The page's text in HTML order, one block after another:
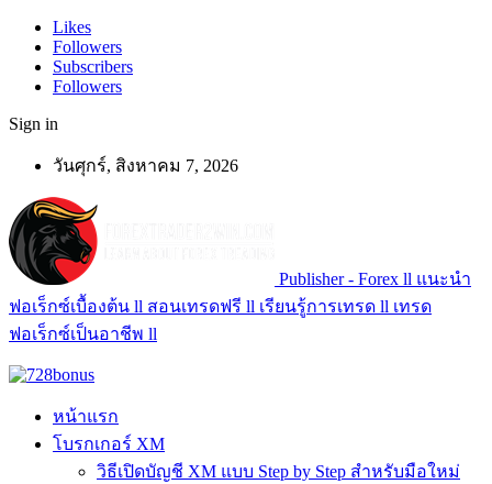
Likes
Followers
Subscribers
Followers
Sign in
วันศุกร์, สิงหาคม 7, 2026
Publisher - Forex ll แนะนำ
ฟอเร็กซ์เบื้องต้น ll สอนเทรดฟรี ll เรียนรู้การเทรด ll เทรด
ฟอเร็กซ์เป็นอาชีพ ll
หน้าแรก
โบรกเกอร์ XM
วิธีเปิดบัญชี XM แบบ Step by Step สำหรับมือใหม่